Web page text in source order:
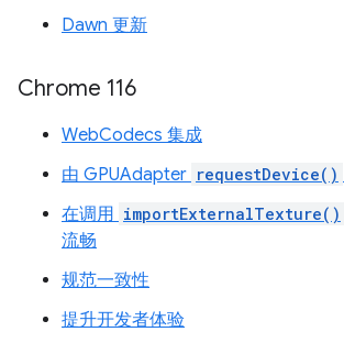
Dawn 更新
Chrome 116
WebCodecs 集成
由 GPUAdapter requestDevice()
在调用 importExternalTexture()
流畅
规范一致性
提升开发者体验